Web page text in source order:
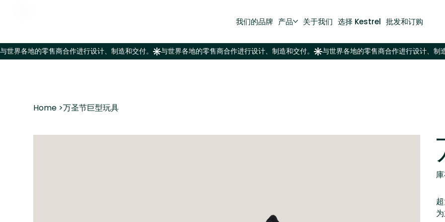
我们的品牌 产品 关于我们 选择 Kestrel 批发和订购
Home >万圣节巨型玩具